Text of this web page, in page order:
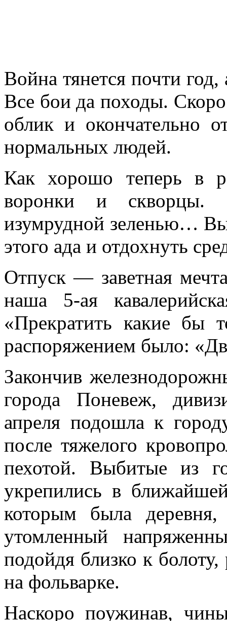
Война тянется почти
Все бои да походы.
облик и окончательно
нормальных людей.
Как хорошо те­перь в
воронки и скворцы.
изумрудной зеленью…
этого ада и отдохнуть
Отпуск — заветная
наша 5-ая
«Прекратить какие бы
распоряжением было:
Закончив
города Поневеж,
апреля подошла к
после тяжелого
пехо­той. Выбитые из
укрепились в
которым была
утомленный
подойдя близко к
на фоль­варке.
Наскоро поужинав,